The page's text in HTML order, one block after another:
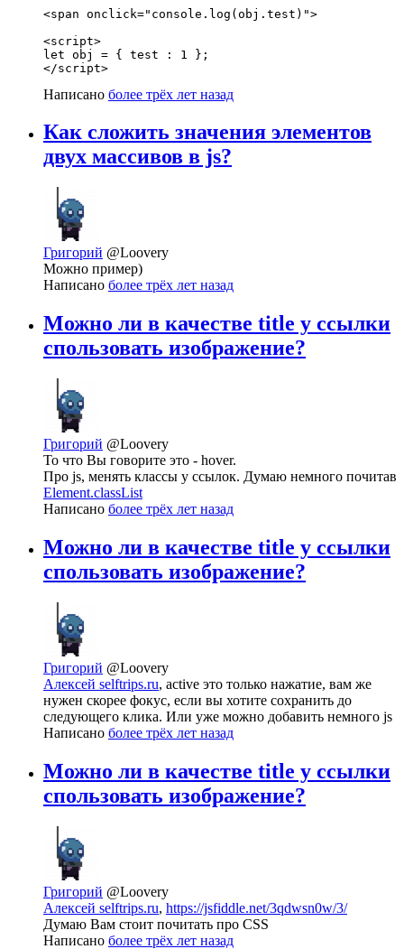
<span onclick="console.log(obj.test)">
<script>
let obj = { test : 1 };
</script>
Написано более трёх лет назад
Как сложить значения элементов
двух массивов в js?
Григорий @Loovery
Можно пример)
Написано более трёх лет назад
Можно ли в качестве title у ссылки
спользовать изображение?
Григорий @Loovery
То что Вы говорите это - hover.
Про js, менять классы у ссылок. Думаю немного почитав
Element.classList
Написано более трёх лет назад
Можно ли в качестве title у ссылки
спользовать изображение?
Григорий @Loovery
Алексей selftrips.ru, active это только нажатие, вам же
нужен скорее фокус, если вы хотите сохранить до
следующего клика. Или уже можно добавить немного js
Написано более трёх лет назад
Можно ли в качестве title у ссылки
спользовать изображение?
Григорий @Loovery
Алексей selftrips.ru, https://jsfiddle.net/3qdwsn0w/3/
Думаю Вам стоит почитать про CSS
Написано более трёх лет назад